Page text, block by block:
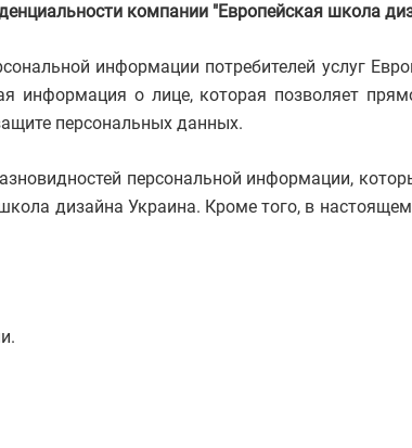
компании "Европейская школа
информации потребителей услуг
информация о лице, которая позволяет
персональных данных.
персональной информации,
дизайна Украина. Кроме того, в